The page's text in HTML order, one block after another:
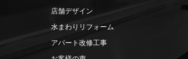
店舗デザイン
水まわりリフォーム
アパート改修工事